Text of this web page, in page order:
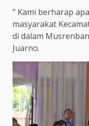
” Kami berharap
masyarakat
di dalam
Juarno.